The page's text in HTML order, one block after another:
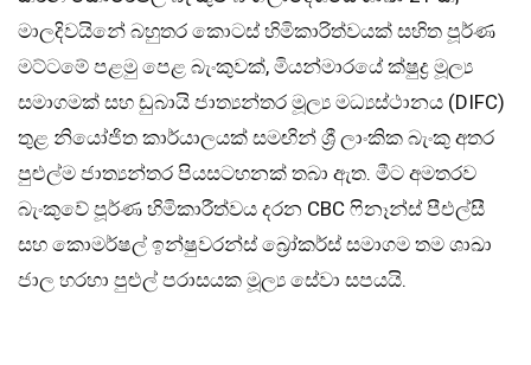
මාලදිවයිනේ බහුතර කොටස් හිමිකාරිත්වයක් සහිත පූර්ණ
මට්ටමේ පළමු පෙළ බැංකුවක්, මියන්මාරයේ ක්ෂුද්‍ර මූල්‍ය
සමාගමක් සහ ඩුබායි ජාත්‍යන්තර මූල්‍ය මධ්‍යස්ථානය (DIFC)
තුළ නියෝජිත කාර්යාලයක් සමඟින් ශ්‍රී ලාංකික බැංකු අතර
පුළුල්ම ජාත්‍යන්තර පියසටහනක් තබා ඇත. මීට අමතරව
බැංකුවේ පූර්ණ හිමිකාරීත්වය දරන CBC ෆිනෑන්ස් පීඑල්සී
සහ කොමර්ෂල් ඉන්ෂුවරන්ස් බ්‍රෝකර්ස් සමාගම තම ශාඛා
ජාල හරහා පුළුල් පරාසයක මූල්‍ය සේවා සපයයි.